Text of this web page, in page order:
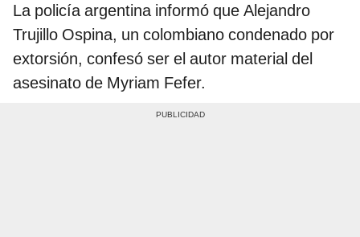
La policía argentina informó que Alejandro
Trujillo Ospina, un colombiano condenado por
extorsión, confesó ser el autor material del
asesinato de Myriam Fefer.